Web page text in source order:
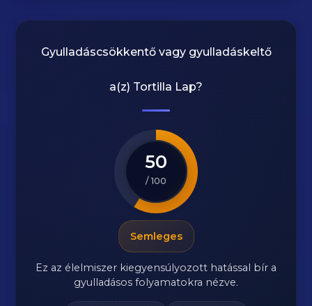
Gyulladáscsökkentő vagy gyulladáskeltő
a(z) Tortilla Lap?
50
/ 100
Semleges
Ez az élelmiszer kiegyensúlyozott hatással bír a
gyulladásos folyamatokra nézve.